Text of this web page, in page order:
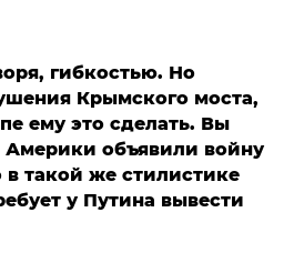
гибкостью. Но
Крымского моста,
ему это сделать. Вы
Америки объявили войну
в такой же стилистике
у Путина вывести